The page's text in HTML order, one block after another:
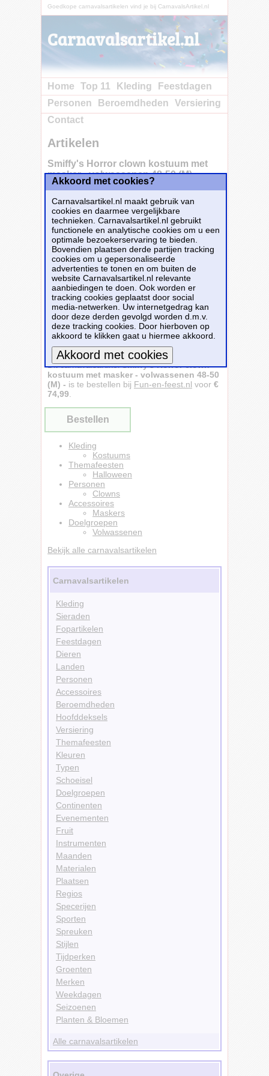
Goedkope carnavalsartikelen vind je bij CarnavalsArtikel.nl
Carnavalsartikel.nl
Home Top 11 Kleding
Feestdagen
Personen
Beroemdheden
Versiering
Contact
Artikelen
Smiffy's Horror clown kostuum met
masker - volwassenen 48-50 (M) -
Trek alle aandacht met dit angstaanjagende
Horror clown kostuum voor volwassenen,
ideaal voor Halloween en carnaval. Het
kostuum bestaat uit een felgekleurde, maar
griezelige clown outfit met creepy details die je
direct doen opvallen. Het wordt geleverd met
een angstaanjagend clownsmasker, compleet
met verwrongen gezichtsuitdrukking, scherpe
tanden en wilde haren voor een onvergetelijke
horrorlook. Perfect voor iedereen die graag de
rillingen wil bezorgen op elk feestje. Dit Horror
clown kostuum combineert humor en horror in
één en is een must-have voor liefhebbers van
enge verkleedkleding. Het kostuum bestaat uit
een jumpsuit en masker.
Dit carnavalsartikelSmiffy's Horror clown
kostuum met masker - volwassenen 48-50
(M) - is te bestellen bij Fun-en-feest.nl voor €
74,99
Bestellen
Kleding
Kostuums
Themafeesten
Halloween
Personen
Clowns
Accessoires
Maskers
Doelgroepen
Volwassenen
Bekijk alle carnavalsartikelen
Carnavalsartikelen
Kleding
Sieraden
Fopartikelen
Feestdagen
Dieren
Landen
Personen
Accessoires
Beroemdheden
Hoofddeksels
Versiering
Themafeesten
Kleuren
Typen
Schoeisel
Doelgroepen
Continenten
Evenementen
Fruit
Instrumenten
Maanden
Materialen
Plaatsen
Regios
Specerijen
Sporten
Spreuken
Stijlen
Tijdperken
Groenten
Merken
Weekdagen
Seizoenen
Planten & Bloemen
Alle carnavalsartikelen
Akkoord met cookies?
Carnavalsartikel.nl maakt gebruik van
cookies en daarmee vergelijkbare
technieken. Carnavalsartikel.nl gebruikt
functionele en analytische cookies om u een
optimale bezoekerservaring te bieden.
Bovendien plaatsen derde partijen tracking
cookies om u gepersonaliseerde
advertenties te tonen en om buiten de
website Carnavalsartikel.nl relevante
aanbiedingen te doen. Ook worden er
tracking cookies geplaatst door social
media-netwerken. Uw internetgedrag kan
door deze derden gevolgd worden d.m.v.
deze tracking cookies. Door hierboven op
akkoord te klikken gaat u hiermee akkoord.
Meer informatie